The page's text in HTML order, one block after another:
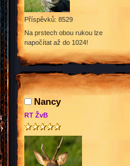
Příspěvků: 8529
Na prstech obou rukou lze
napočítat až do 1024!
Nancy
RT ŽvB